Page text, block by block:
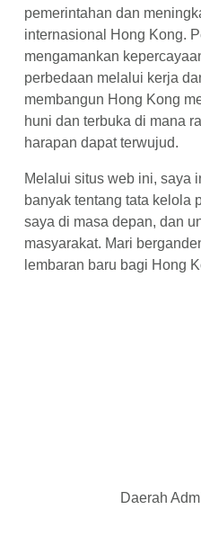
pemerintahan dan
internasional Hong Kong.
mengamankan
perbedaan melalui kerja
membangun Hong Kong
huni dan terbuka di mana
harapan dapat terwujud.
Melalui situs web ini, saya
banyak tentang tata kelola
saya di masa depan, dan
masyarakat. Mari
lembaran baru bagi Hong
Daerah